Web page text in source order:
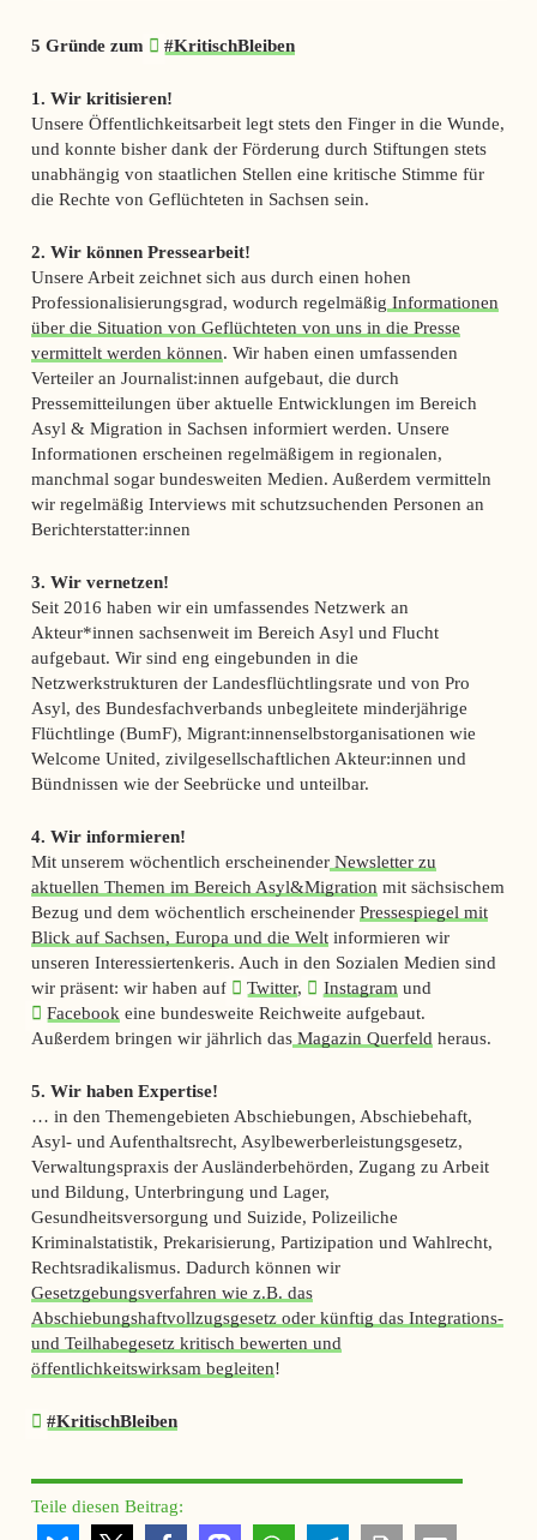
5 Gründe zum #KritischBleiben
1. Wir kritisieren!
Unsere Öffentlichkeitsarbeit legt stets den Finger in die Wunde,
und konnte bisher dank der Förderung durch Stiftungen stets
unabhängig von staatlichen Stellen eine kritische Stimme für
die Rechte von Geflüchteten in Sachsen sein.
2. Wir können Pressearbeit!
Unsere Arbeit zeichnet sich aus durch einen hohen
Professionalisierungsgrad, wodurch regelmäßig Informationen
über die Situation von Geflüchteten von uns in die Presse
vermittelt werden können. Wir haben einen umfassenden
Verteiler an Journalist:innen aufgebaut, die durch
Pressemitteilungen über aktuelle Entwicklungen im Bereich
Asyl & Migration in Sachsen informiert werden. Unsere
Informationen erscheinen regelmäßigem in regionalen,
manchmal sogar bundesweiten Medien. Außerdem vermitteln
wir regelmäßig Interviews mit schutzsuchenden Personen an
Berichterstatter:innen
3. Wir vernetzen!
Seit 2016 haben wir ein umfassendes Netzwerk an
Akteur*innen sachsenweit im Bereich Asyl und Flucht
aufgebaut. Wir sind eng eingebunden in die
Netzwerkstrukturen der Landesflüchtlingsrate und von Pro
Asyl, des Bundesfachverbands unbegleitete minderjährige
Flüchtlinge (BumF), Migrant:innenselbstorganisationen wie
Welcome United, zivilgesellschaftlichen Akteur:innen und
Bündnissen wie der Seebrücke und unteilbar.
4. Wir informieren!
Mit unserem wöchentlich erscheinenderNewsletter zu
aktuellen Themen im Bereich Asyl&Migration mit sächsischem
Bezug und dem wöchentlich erscheinender Pressespiegel mit
Blick auf Sachsen, Europa und die Weltinformieren wir
unseren Interessiertenkeris. Auch in den Sozialen Medien sind
wir präsent: wir haben auf
Twitter, Instagram und
Facebook eine bundesweite Reichweite aufgebaut.
Außerdem bringen wir jährlich dasMagazin Querfeld heraus.
5. Wir haben Expertise!
… in den Themengebieten Abschiebungen, Abschiebehaft,
Asyl- und Aufenthaltsrecht, Asylbewerberleistungsgesetz,
Verwaltungspraxis der Ausländerbehörden, Zugang zu Arbeit
und Bildung, Unterbringung und Lager,
Gesundheitsversorgung und Suizide, Polizeiliche
Kriminalstatistik, Prekarisierung, Partizipation und Wahlrecht,
Rechtsradikalismus. Dadurch können wir
Gesetzgebungsverfahren wie z.B. das
Abschiebungshaftvollzugsgesetz oder künftig das Integrations-
und Teilhabegesetz kritisch bewerten und
öffentlichkeitswirksam begleiten!
#KritischBleiben
Teile diesen Beitrag: